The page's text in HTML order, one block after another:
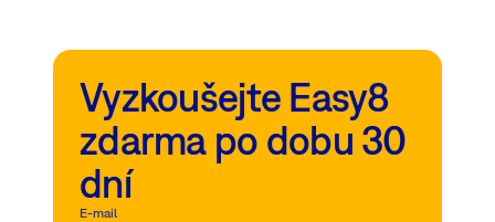
Vyzkoušejte Easy8
zdarma po dobu 30
dní
E-mail